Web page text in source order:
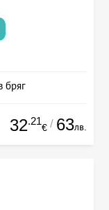
бряг
32.21
€ / 63лв.